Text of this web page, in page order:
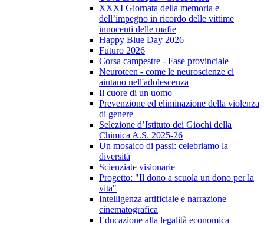
XXXI Giornata della memoria e
dell’impegno in ricordo delle vittime
innocenti delle mafie
Happy Blue Day 2026
Futuro 2026
Corsa campestre - Fase provinciale
Neuroteen - come le neuroscienze ci
aiutano nell'adolescenza
Il cuore di un uomo
Prevenzione ed eliminazione della violenza
di genere
Selezione d’Istituto dei Giochi della
Chimica A.S. 2025-26
Un mosaico di passi: celebriamo la
diversità
Scienziate visionarie
Progetto: "Il dono a scuola un dono per la
vita"
Intelligenza artificiale e narrazione
cinematografica
Educazione alla legalità economica